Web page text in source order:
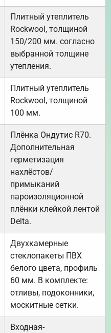
Плитный утеплитель
Rockwool, толщиной
150/200 мм. согласно
выбранной толщине
утепления.
Плитный утеплитель
Rockwool, толщиной
100 мм.
Плёнка Ондутис R70.
Дополнительная
герметизация
нахлёстов/
примыканий
пароизоляционной
плёнки клейкой лентой
Delta.
Двухкамерные
стеклопакеты ПВХ
белого цвета, профиль
60 мм. В комплекте:
отливы, подоконники,
москитные сетки.
Входная-